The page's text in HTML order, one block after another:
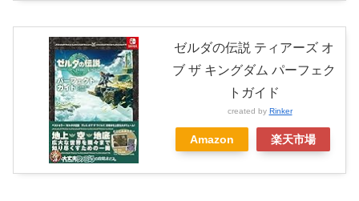
ゼルダの伝説 ティアーズ オ
ブ ザ キングダム パーフェク
トガイド
created by Rinker
Amazon 楽天市場